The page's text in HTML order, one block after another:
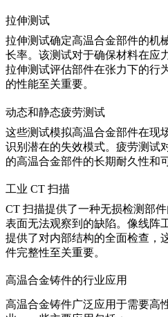
拉伸测试
拉伸测试确定高温合金部件的机
长率。该测试对于确保材料在应
拉伸测试评估部件在张力下的行
的性能至关重要。
动态和静态疲劳测试
这些测试模拟高温合金部件在现
识别潜在的失效模式。 疲劳测试
的高温合金部件的长期耐久性和
工业 CT 扫描
CT 扫描提供了一种无损检测部
表面无法观察到的缺陷。像线阵
提供了对内部结构的全面检查，
件完整性至关重要。
高温合金铸件的行业应用
高温合金铸件广泛应用于需要高